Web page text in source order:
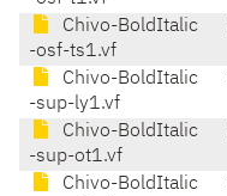
Chivo-BoldItalic
-osf-ts1.vf
Chivo-BoldItalic
-sup-ly1.vf
Chivo-BoldItalic
-sup-ot1.vf
Chivo-BoldItalic